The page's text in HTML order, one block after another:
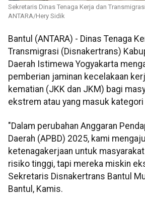
Sekretaris Dinas Tenaga Kerja dan
ANTARA/Hery Sidik
Bantul (ANTARA) - Dinas Tenaga
Transmigrasi (Disnakertrans)
Daerah Istimewa Yogyakarta
pemberian jaminan kecelakaan
kematian (JKK dan JKM) bagi
ekstrem atau yang masuk
"Dalam perubahan Anggaran
Daerah (APBD) 2025, kami
ketenagakerjaan untuk
risiko tinggi, tapi mereka miskin
Sekretaris Disnakertrans Bantul
Bantul, Kamis.